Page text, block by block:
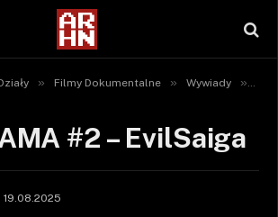
» Filmy Dokumentalne » Wywiady »
#2 – EvilSaiga
19.08.2025